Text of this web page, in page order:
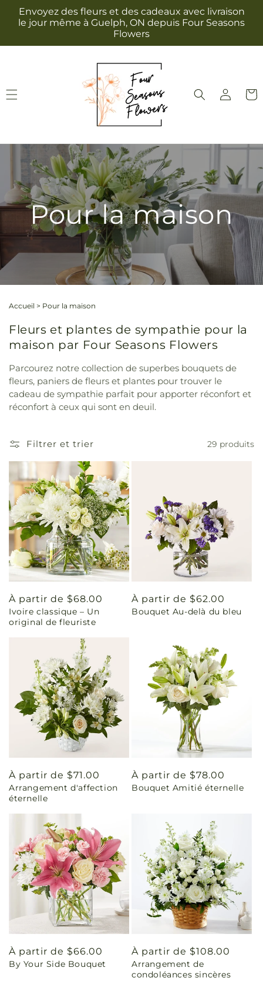
passer
au
Envoyez des fleurs et des cadeaux avec livraison
le jour même à Guelph, ON depuis Four Seasons
Flowers
Connexion
Pour la maison
Accueil > Pour la maison
Fleurs et plantes de sympathie pour la
maison par Four Seasons Flowers
Parcourez notre collection de superbes bouquets de
fleurs, paniers de fleurs et plantes pour trouver le
cadeau de sympathie parfait pour apporter réconfort et
réconfort à ceux qui sont en deuil.
Filtrer et trier 29 produits
Prix
habituel
À partir de $68.00
Ivoire classique – Un
original de fleuriste
Prix
habituel
À partir de $62.00
Bouquet Au-delà du bleu
Prix
habituel
À partir de $71.00
Arrangement d'affection
éternelle
Prix
habituel
À partir de $78.00
Bouquet Amitié éternelle
Prix
habituel
À partir de $66.00
By Your Side Bouquet
Prix
habituel
À partir de $108.00
Arrangement de
condoléances sincères